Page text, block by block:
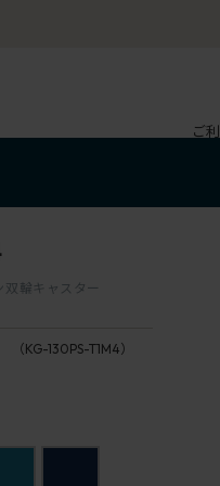
ご
輪キャスター
（KG-130PS-T1M4）